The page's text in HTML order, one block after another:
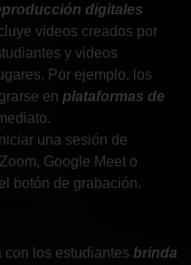
digitales
videos creados por
y videos
Por ejemplo, los
en plataformas de
una sesión de
Google Meet o
botón de grabación.
con los estudiantes brinda